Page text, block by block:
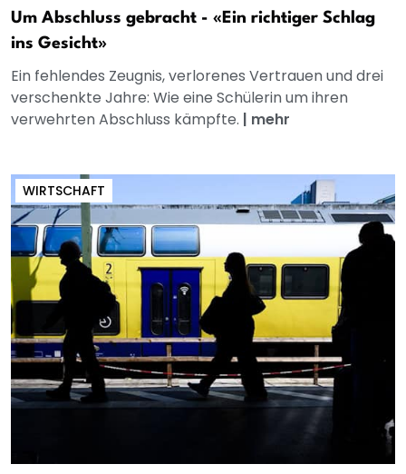
Um Abschluss gebracht - «Ein richtiger Schlag
ins Gesicht»
Ein fehlendes Zeugnis, verlorenes Vertrauen und drei
verschenkte Jahre: Wie eine Schülerin um ihren
verwehrten Abschluss kämpfte. | mehr
WIRTSCHAFT